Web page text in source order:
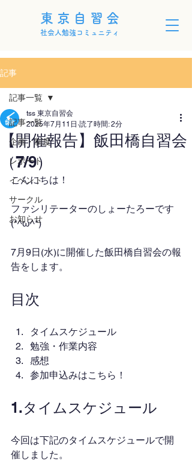
東京自習会
社会人勉強コミュニティ
記事
記事一覧
企画・制度
レポート
イベント
サークル
お知らせ
記事一覧
【開催報告】飯田橋自習会
（7/9）
tss 東京自習会
2025年7月11日 読了時間: 2分
こんにちは！
ファシリテーターのしょーたろーです
(*^ω^*)
7月9日(水)に開催した飯田橋自習会の報
告をします。
目次
タイムスケジュール
勉強・作業内容
感想
参加申込みはこちら！
1.タイムスケジュール
今回は下記のタイムスケジュールで開
催しました。